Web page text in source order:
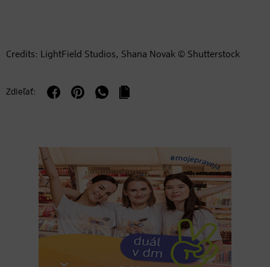
Credits: LightField Studios, Shana Novak © Shutterstock
Zdieľať: